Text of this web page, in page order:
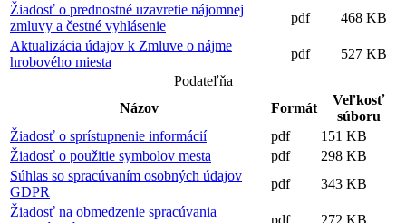
Žiadosť o prednostné uzavretie nájomnej
zmluvy a čestné vyhlásenie
pdf
468 KB
Aktualizácia údajov k Zmluve o nájme
hrobového miesta
pdf
527 KB
Podateľňa
Názov
Formát
Veľkosť
súboru
Žiadosť o sprístupnenie informácií
pdf
151 KB
Žiadosť o použitie symbolov mesta
pdf
298 KB
Súhlas so spracúvaním osobných údajov
GDPR
pdf
343 KB
Žiadosť na obmedzenie spracúvania
pdf
272 KB